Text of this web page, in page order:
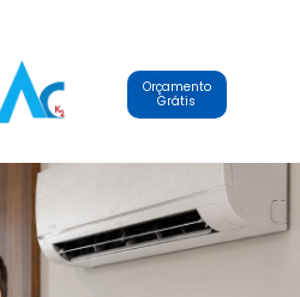
Orçamento
Grátis